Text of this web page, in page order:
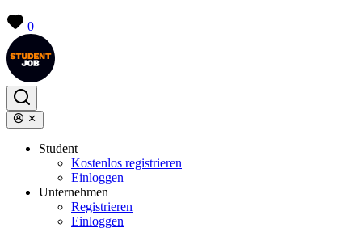
0
Student
Kostenlos registrieren
Einloggen
Unternehmen
Registrieren
Einloggen